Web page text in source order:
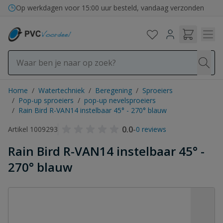
Ga naar de inhoud
Op werkdagen voor 15:00 uur besteld, vandaag verzonden
Home / Watertechniek / Beregening / Sproeiers
/ Pop-up sproeiers / pop-up nevelsproeiers
/ Rain Bird R-VAN14 instelbaar 45° - 270° blauw
Artikel 1009293
0.0-0 reviews
Rain Bird R-VAN14 instelbaar 45° -
270° blauw